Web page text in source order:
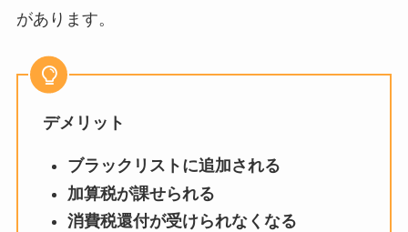
があります。
デメリット
ブラックリストに追加される
加算税が課せられる
消費税還付が受けられなくなる